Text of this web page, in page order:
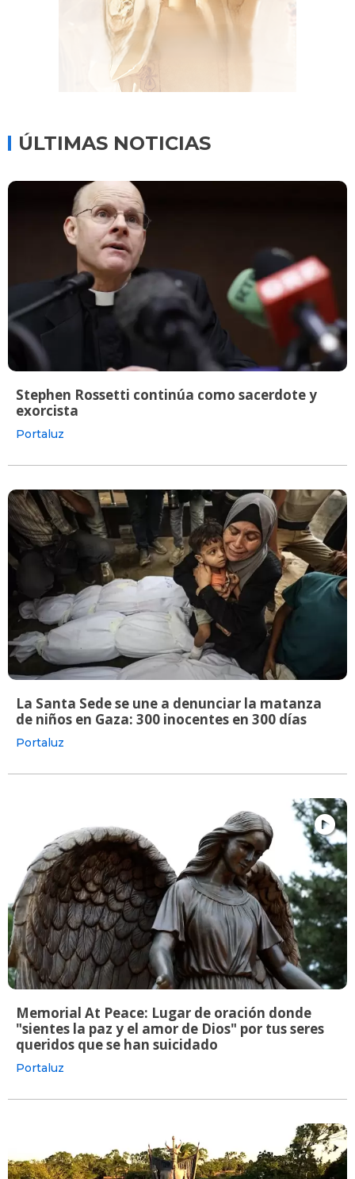
ÚLTIMAS NOTICIAS
Stephen Rossetti continúa como sacerdote y
exorcista
Portaluz
La Santa Sede se une a denunciar la matanza
de niños en Gaza: 300 inocentes en 300 días
Portaluz
Memorial At Peace: Lugar de oración donde
"sientes la paz y el amor de Dios" por tus seres
queridos que se han suicidado
Portaluz